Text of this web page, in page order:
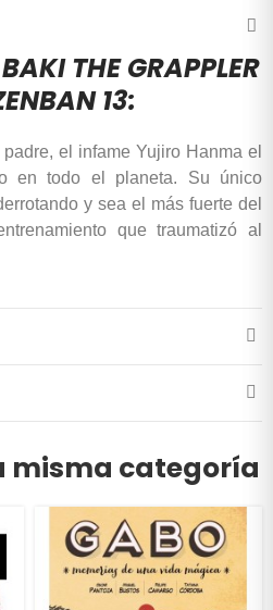
THE GRAPPLER
13:
el infame Yujiro Hanma el
en todo el planeta. Su único
y sea el más fuerte del
que traumatizó al
misma categoría